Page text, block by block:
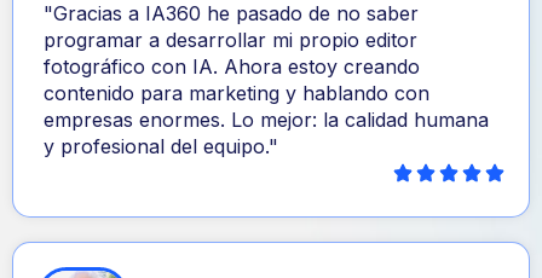
"Gracias a IA360 he pasado de no saber
programar a desarrollar mi propio editor
fotográfico con IA. Ahora estoy creando
contenido para marketing y hablando con
empresas enormes. Lo mejor: la calidad humana
y profesional del equipo."